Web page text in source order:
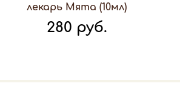
лекарь Мята (10мл)
280 руб.